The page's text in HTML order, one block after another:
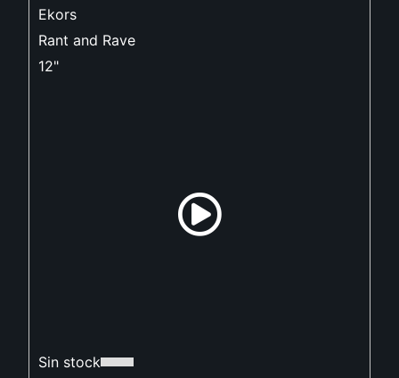
Ekors
Rant and Rave
12"
Sin stock